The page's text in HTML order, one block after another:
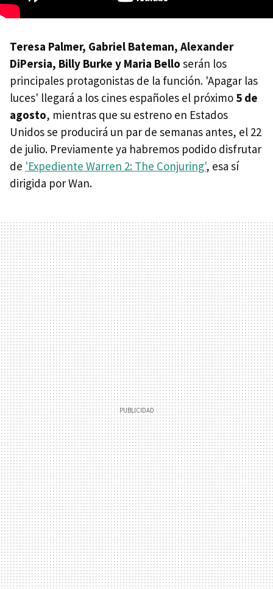
Teresa Palmer, Gabriel Bateman, Alexander
DiPersia, Billy Burke y Maria Bello serán los
principales protagonistas de la función. 'Apagar las
luces' llegará a los cines españoles el próximo 5 de
agosto, mientras que su estreno en Estados
Unidos se producirá un par de semanas antes, el 22
de julio. Previamente ya habremos podido disfrutar
de 'Expediente Warren 2: The Conjuring', esa sí
dirigida por Wan.